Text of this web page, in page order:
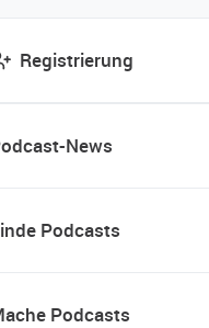
Registrierung
News
Podcasts
Podcasts